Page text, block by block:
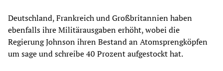
Deutschland, Frankreich und Großbritannien haben
ebenfalls ihre Militärausgaben erhöht, wobei die
Regierung Johnson ihren Bestand an Atomsprengköpfen
um sage und schreibe 40 Prozent aufgestockt hat.